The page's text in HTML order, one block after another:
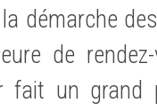
démarche
de
fait un